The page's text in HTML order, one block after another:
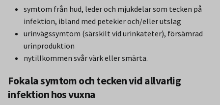
symtom från hud, leder och mjukdelar som tecken på
infektion, ibland med petekier och/eller utslag
urinvägssymtom (särskilt vid urinkateter), försämrad
urinproduktion
nytillkommen svår värk eller smärta.
Fokala symtom och tecken vid allvarlig
infektion hos vuxna